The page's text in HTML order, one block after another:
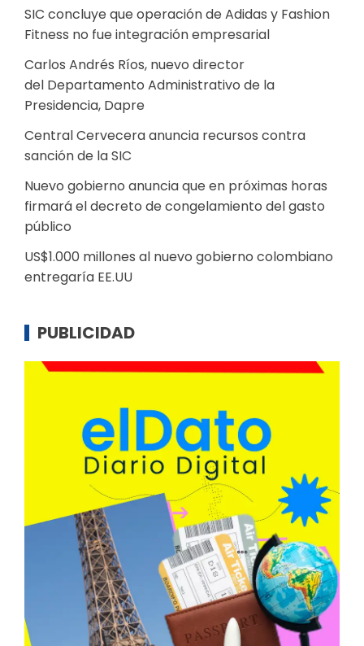
SIC concluye que operación de Adidas y Fashion
Fitness no fue integración empresarial
Carlos Andrés Ríos, nuevo director
del Departamento Administrativo de la
Presidencia, Dapre
Central Cervecera anuncia recursos contra
sanción de la SIC
Nuevo gobierno anuncia que en próximas horas
firmará el decreto de congelamiento del gasto
público
US$1.000 millones al nuevo gobierno colombiano
entregaría EE.UU
PUBLICIDAD